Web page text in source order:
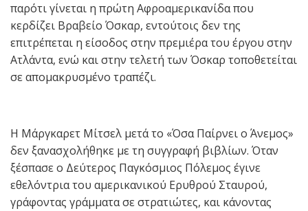
παρότι γίνεται η πρώτη Αφροαμερικανίδα που
κερδίζει Βραβείο Όσκαρ, εντούτοις δεν της
επιτρέπεται η είσοδος στην πρεμιέρα του έργου στην
Ατλάντα, ενώ και στην τελετή των Όσκαρ τοποθετείται
σε απομακρυσμένο τραπέζι.
Η Μάργκαρετ Μίτσελ μετά το «Όσα Παίρνει ο Άνεμος»
δεν ξανασχολήθηκε με τη συγγραφή βιβλίων. Όταν
ξέσπασε ο Δεύτερος Παγκόσμιος Πόλεμος έγινε
εθελόντρια του αμερικανικού Ερυθρού Σταυρού,
γράφοντας γράμματα σε στρατιώτες, και κάνοντας